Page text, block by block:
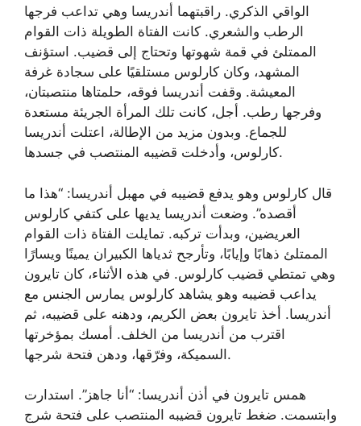
الواقي الذكري. راقبتهما أندريسا وهي تداعب فرجها
الرطب والشعري. كانت الفتاة الطويلة ذات القوام
الممتلئ في قمة شهوتها وتحتاج إلى قضيب. استؤنف
المشهد، وكان كارلوس مستلقيًا على سجادة غرفة
المعيشة. وقفت أندريسا فوقه، حلمتاها منتصبتان،
وفرجها رطب. أجل، كانت تلك المرأة الجريئة مستعدة
للجماع. وبدون مزيد من الإطالة، اعتلت أندريسا
كارلوس، وأدخلت قضيبه المنتصب في جسدها.
قال كارلوس وهو يدفع قضيبه في مهبل أندريسا: “هذا ما
أقصده”. وضعت أندريسا يديها على كتفي كارلوس
العريضين، وبدأت تركبه. تمايلت الفتاة ذات القوام
الممتلئ ذهابًا وإيابًا، وتأرجح ثدياها الكبيران يمينًا ويسارًا
وهي تمتطي قضيب كارلوس. في هذه الأثناء، كان تايرون
يداعب قضيبه وهو يشاهد كارلوس يمارس الجنس مع
أندريسا. أخذ تايرون بعض الكريم، ودهنه على قضيبه، ثم
اقترب من أندريسا من الخلف. أمسك بمؤخرتها
السميكة، وفرّقها، ودهن فتحة شرجها.
همس تايرون في أذن أندريسا: “أنا جاهز”. استدارت
وابتسمت. ضغط تايرون قضيبه المنتصب على فتحة شرج